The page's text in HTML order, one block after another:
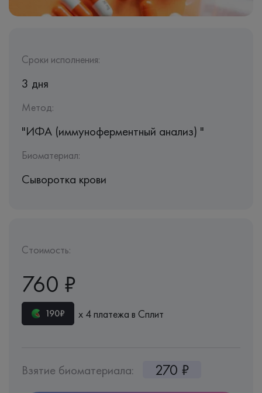
Сроки исполнения:
3 дня
Метод:
"ИФА (иммуноферментный анализ) "
Биоматериал:
Сыворотка крови
Стоимость:
760 ₽
190₽ х 4 платежа в Сплит
Взятие биоматериала: 270 ₽